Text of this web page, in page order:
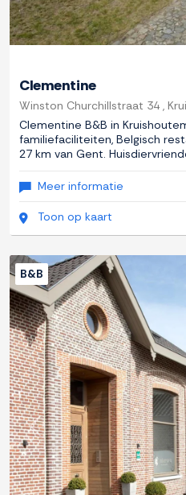
Clementine
Winston Churchillstraat 34 ,
Clementine B&B in
familiefaciliteiten, Belgisch
27 km van Gent.
Meer informatie
Toon op kaart
Previous
B&B